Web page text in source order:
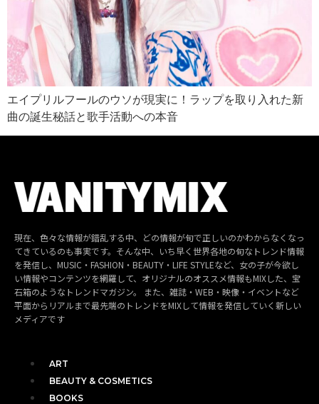
エイプリルフールのウソが現実に！ラップを取り入れた新
曲の誕生秘話と歌手活動への本音
現在、色々な情報が錯乱する中、どの情報が旬で正しいのかわからなくなっ
てきているのも事実です。そんな中、いち早く世界各地の旬なトレンド情報
を発信し、MUSIC・FASHION・BEAUTY・LIFE STYLEなど、女の子が今欲し
い情報やコンテンツを網羅して、オリジナルのオススメ情報もMIXした、宝
石箱のようなトレンドマガジン。 また、雑誌・WEB・映像・イベントなど
平面からリアルまで最先端のトレンドをMIXして情報を発信していく新しい
メディアです
ART
BEAUTY & COSMETICS
BOOKS